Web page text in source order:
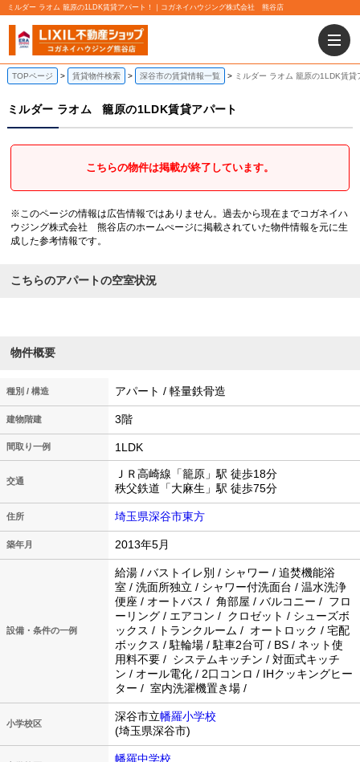
ミルダー ラオム 籠原の1LDK賃貸アパート！｜コガネイハウジング株式会社 熊谷店
TOPページ 賃貸物件検索 深谷市の賃貸情報一覧 ミルダー ラオム 籠原の1LDK賃貸
ミルダー ラオム 籠原の1LDK賃貸アパート
こちらの物件は掲載が終了しています。
※このページの情報は広告情報ではありません。過去から現在までコガネイハ
ウジング株式会社 熊谷店のホームぺージに掲載されていた物件情報を元に生
成した参考情報です。
こちらのアパートの空室状況
物件概要
種別 / 構造 アパート / 軽量鉄骨造
建物階建 3階
間取り一例 1LDK
交通
ＪＲ高崎線「籠原」駅 徒歩18分
秩父鉄道「大麻生」駅 徒歩75分
住所 埼玉県深谷市東方
築年月 2013年5月
設備・条件の一例
給湯 / バストイレ別 / シャワー / 追焚機能浴
室 / 洗面所独立 / シャワー付洗面台 / 温水洗浄
便座 / オートバス / 角部屋 / バルコニー / フロ
ーリング / エアコン / クロゼット / シューズボ
ックス / トランクルーム / オートロック / 宅配
ボックス / 駐輪場 / 駐車2台可 / BS / ネット使
用料不要 / システムキッチン / 対面式キッチ
ン / オール電化 / 2口コンロ / IHクッキングヒー
ター / 室内洗濯機置き場 /
小学校区
深谷市立幡羅小学校
(埼玉県深谷市)
幡羅中学校